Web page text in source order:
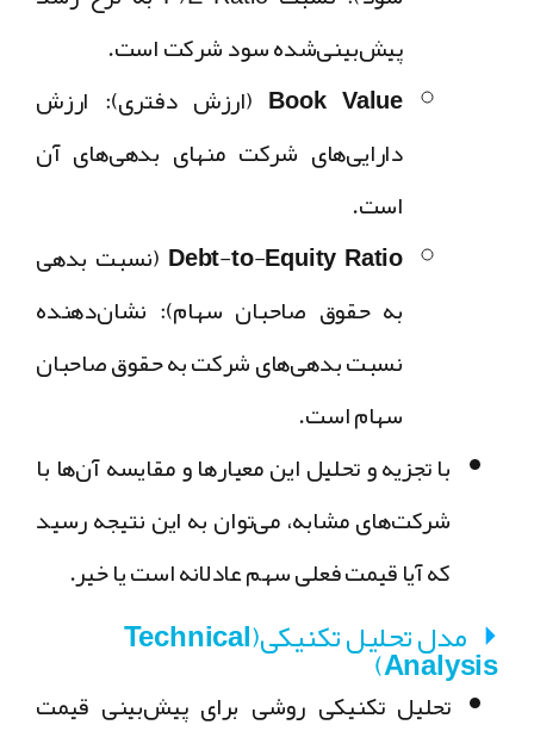
پیش‌بینی‌شده سود شرکت است.
Book Value (ارزش دفتری):
ارزش
دارایی‌های شرکت منهای بدهی‌های آن
است.
Debt-to-Equity Ratio (نسبت بدهی
به حقوق صاحبان سهام):نشان‌دهنده
نسبت بدهی‌های شرکت به حقوق صاحبان
سهام است.
با تجزیه و تحلیل این معیارها و مقایسه آن‌ها با
شرکت‌های مشابه، می‌توان به این نتیجه رسید
که آیا قیمت فعلی سهم عادلانه است یا خیر.
مدل تحلیل تکنیکی(Technical Analysis)
تحلیل تکنیکیروشی برایپیش‌بینی قیمت